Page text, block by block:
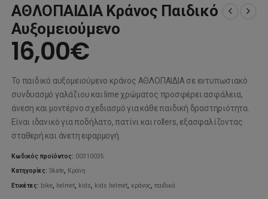
ΑΘΛΟΠΑΙΔΙΑ Κράνος Παιδικό
Αυξομειούμενο
16,00€
Το παιδικό αυξομειούμενο κράνος ΑΘΛΟΠΑΙΔΙΑ σε εντυπωσιακό
συνδυασμό γαλάζιου και lime χρώματος προσφέρει ασφάλεια,
άνεση και μοντέρνο σχεδιασμό για κάθε παιδική δραστηριότητα.
Είναι ιδανικό για ποδήλατο, πατίνι και rollers, εξασφαλίζοντας
σταθερή και άνετη εφαρμογή.
Κωδικός προϊόντος: 00310035
Κατηγορίες:Skate, Κράνη
Ετικέτες: bike, helmet, kids, kids helmet, κράνος,παιδικά